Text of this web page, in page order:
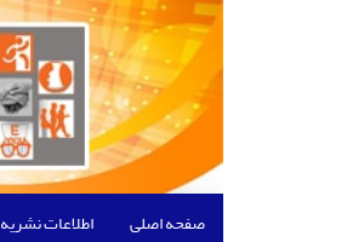
صفحه اصلی اطلاعات نشریه